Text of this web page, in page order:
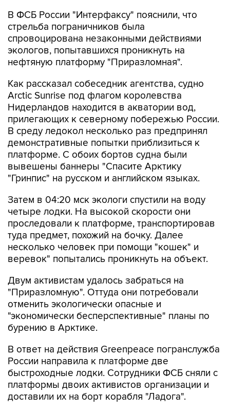
В ФСБ России "Интерфаксу" пояснили, что
стрельба пограничников была
спровоцирована незаконными действиями
экологов, попытавшихся проникнуть на
нефтяную платформу "Приразломная".
Как рассказал собеседник агентства, судно
Arctic Sunrise под флагом королевства
Нидерландов находится в акватории вод,
прилегающих к северному побережью России.
В среду ледокол несколько раз предпринял
демонстративные попытки приблизиться к
платформе. С обоих бортов судна были
вывешены баннеры "Спасите Арктику
"Гринпис" на русском и английском языках.
Затем в 04:20 мск экологи спустили на воду
четыре лодки. На высокой скорости они
проследовали к платформе, транспортировав
туда предмет, похожий на бочку. Далее
несколько человек при помощи "кошек" и
веревок" попытались проникнуть на объект.
Двум активистам удалось забраться на
"Приразломную". Оттуда они потребовали
отменить экологически опасные и
"экономически бесперспективные" планы по
бурению в Арктике.
В ответ на действия Greenpeace погранслужба
России направила к платформе две
быстроходные лодки. Сотрудники ФСБ сняли с
платформы двоих активистов организации и
доставили их на борт корабля "Ладога".